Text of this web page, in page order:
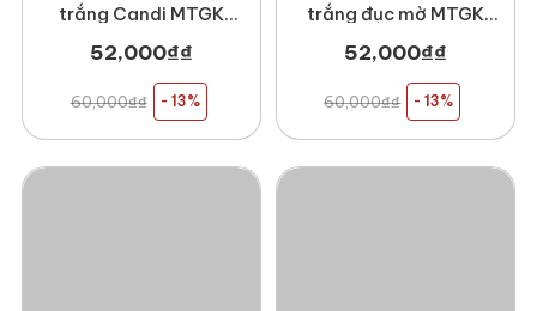
trắng Candi MTGK
52,000₫₫
60,000₫₫ - 13%
trắng đục mờ MTGK
52,000₫₫
60,000₫₫ - 13%